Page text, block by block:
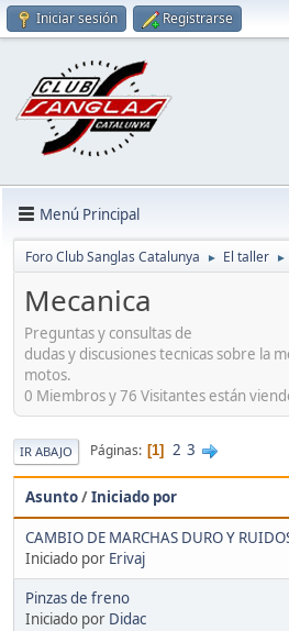
Iniciar sesión Registrarse
Menú Principal
Foro Club Sanglas Catalunya ► El taller ►
Mecanica
Preguntas y consultas de
dudas y discusiones tecnicas sobre la
motos.
0 Miembros y 76 Visitantes están
IR ABAJO Páginas 1 2 3
Asunto/Iniciado por
CAMBIO DE MARCHAS DURO Y
Iniciado por Erivaj
Pinzas de freno
Iniciado por Didac